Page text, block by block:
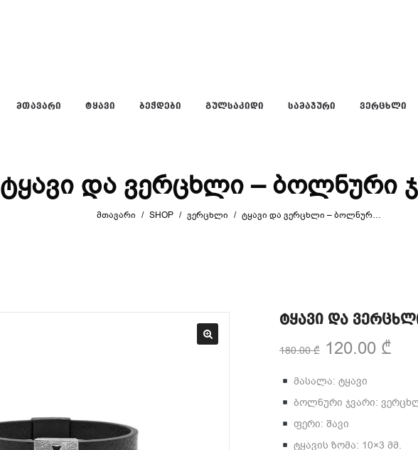
ᲛᲗᲐᲕᲐᲠᲘ ᲢᲧᲐᲕᲘ ᲑᲔᲭᲓᲔᲑᲘ ᲒᲣᲚᲡᲐᲙᲘᲓᲘ ᲡᲐᲛᲐᲯᲣᲠᲘ ᲕᲔᲠᲪᲮᲚᲘ
ტყავი და ვერცხლი – ბოლნური
ᲛᲗᲐᲕᲐᲠᲘ / SHOP / ᲕᲔᲠᲪᲮᲚᲘ / ᲢᲧᲐᲕᲘ ᲓᲐ ᲕᲔᲠᲪᲮᲚᲘ – ᲑᲝᲚᲜᲣᲠᲘ ᲯᲕᲐᲠᲘ
ტყავი და
180.00₾ 120.00 ₾
მასალა: ტყავი
ბოლნური ჯვარი:
ფერი: შავი
ტყავის ზომა: 10×3 მმ.